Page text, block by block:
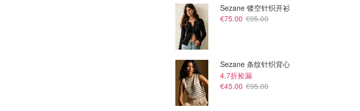
Sezane 镂空针织开衫
€75.00 €95.00
Sezane 条纹针织背心
4.7折捡漏
€45.00 €95.00